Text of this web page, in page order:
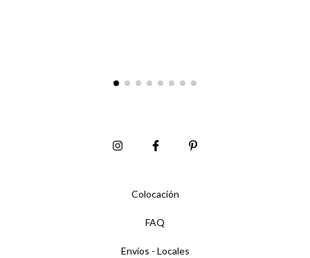
Colocación
FAQ
Envíos - Locales